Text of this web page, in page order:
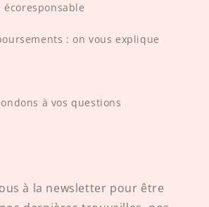
: on vous explique
à vos questions
à la newsletter pour être